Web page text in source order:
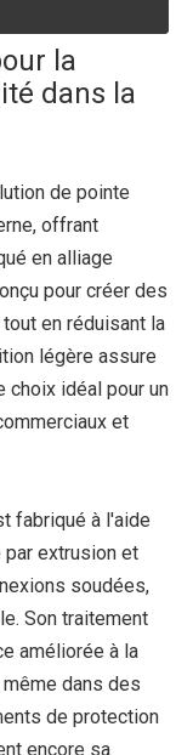
la
dans la
de pointe
offrant
en alliage
pour créer des
en réduisant la
légère assure
choix idéal pour un
et
fabriqué à l'aide
par extrusion et
soudées,
Son traitement
améliorée à la
dans des
de protection
encore sa